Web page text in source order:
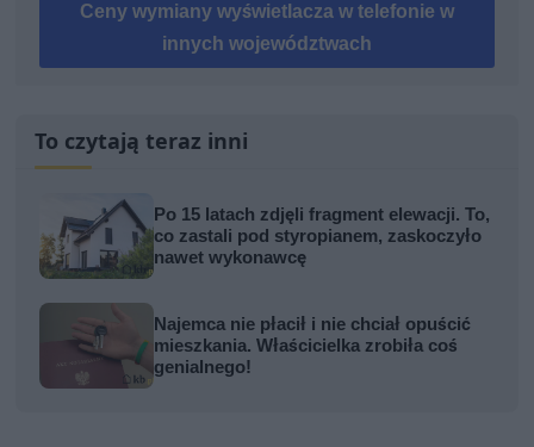
Ceny wymiany wyświetlacza w telefonie w
innych województwach
To czytają teraz inni
Po 15 latach zdjęli fragment elewacji. To,
co zastali pod styropianem, zaskoczyło
nawet wykonawcę
Najemca nie płacił i nie chciał opuścić
mieszkania. Właścicielka zrobiła coś
genialnego!